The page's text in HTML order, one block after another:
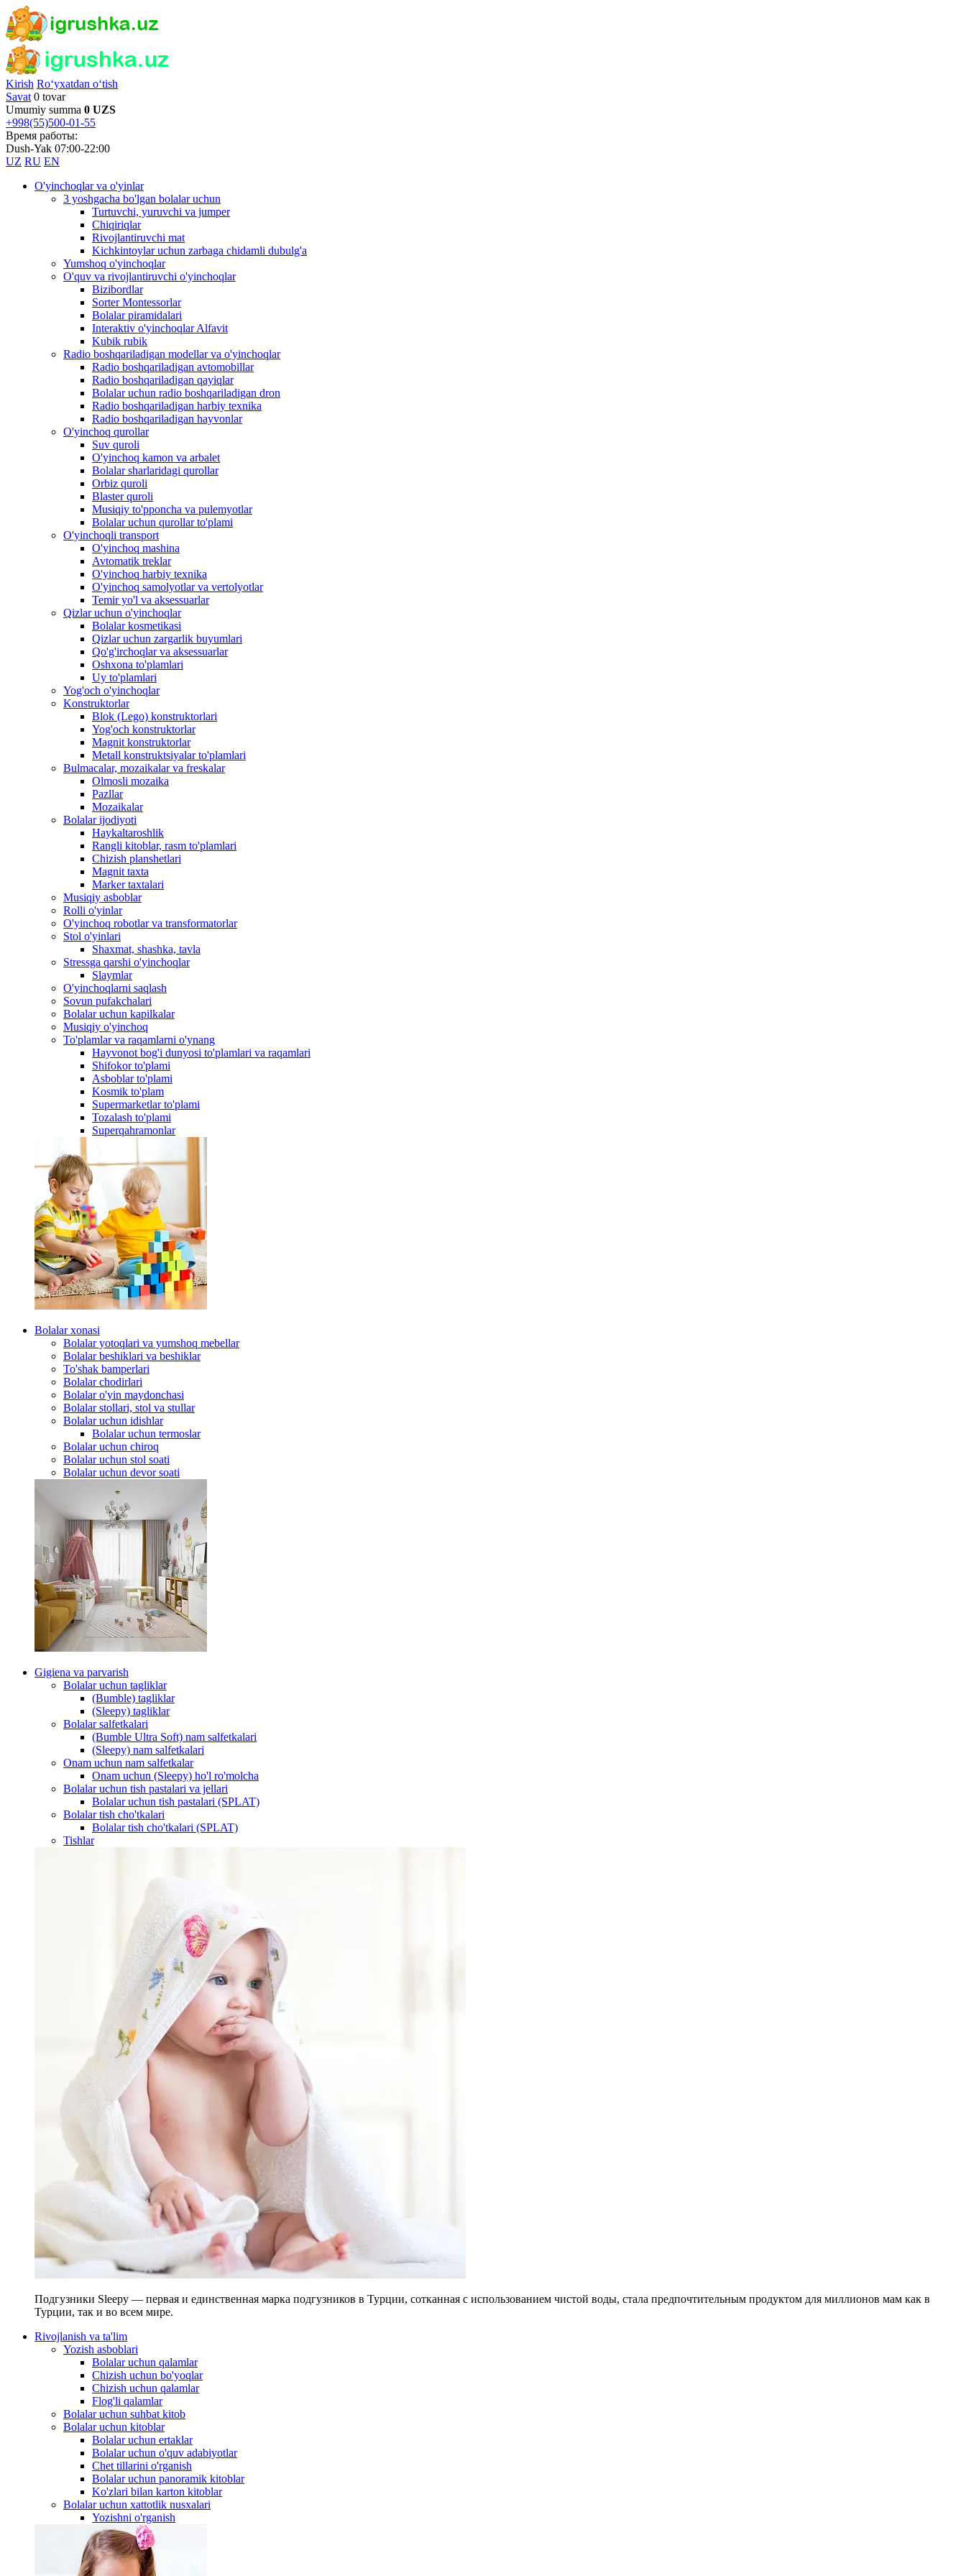
Kirish Ro‘yxatdan o‘tish
Savat 0 tovar
Umumiy summa 0 UZS
+998(55)500-01-55
Время работы:
Dush-Yak 07:00-22:00
UZ RU EN
O'yinchoqlar va o'yinlar
3 yoshgacha bo'lgan bolalar uchun
Turtuvchi, yuruvchi va jumper
Chiqiriqlar
Rivojlantiruvchi mat
Kichkintoylar uchun zarbaga chidamli dubulg'a
Yumshoq o'yinchoqlar
O'quv va rivojlantiruvchi o'yinchoqlar
Bizibordlar
Sorter Montessorlar
Bolalar piramidalari
Interaktiv o'yinchoqlar Alfavit
Kubik rubik
Radio boshqariladigan modellar va o'yinchoqlar
Radio boshqariladigan avtomobillar
Radio boshqariladigan qayiqlar
Bolalar uchun radio boshqariladigan dron
Radio boshqariladigan harbiy texnika
Radio boshqariladigan hayvonlar
O'yinchoq qurollar
Suv quroli
O'yinchoq kamon va arbalet
Bolalar sharlaridagi qurollar
Orbiz quroli
Blaster quroli
Musiqiy to'pponcha va pulemyotlar
Bolalar uchun qurollar to'plami
O'yinchoqli transport
O'yinchoq mashina
Avtomatik treklar
O'yinchoq harbiy texnika
O'yinchoq samolyotlar va vertolyotlar
Temir yo'l va aksessuarlar
Qizlar uchun o'yinchoqlar
Bolalar kosmetikasi
Qizlar uchun zargarlik buyumlari
Qo'g'irchoqlar va aksessuarlar
Oshxona to'plamlari
Uy to'plamlari
Yog'och o'yinchoqlar
Konstruktorlar
Blok (Lego) konstruktorlari
Yog'och konstruktorlar
Magnit konstruktorlar
Metall konstruktsiyalar to'plamlari
Bulmacalar, mozaikalar va freskalar
Olmosli mozaika
Pazllar
Mozaikalar
Bolalar ijodiyoti
Haykaltaroshlik
Rangli kitoblar, rasm to'plamlari
Chizish planshetlari
Magnit taxta
Marker taxtalari
Musiqiy asboblar
Rolli o'yinlar
O'yinchoq robotlar va transformatorlar
Stol o'yinlari
Shaxmat, shashka, tavla
Stressga qarshi o'yinchoqlar
Slaymlar
O'yinchoqlarni saqlash
Sovun pufakchalari
Bolalar uchun kapilkalar
Musiqiy o'yinchoq
To'plamlar va raqamlarni o'ynang
Hayvonot bog'i dunyosi to'plamlari va raqamlari
Shifokor to'plami
Asboblar to'plami
Kosmik to'plam
Supermarketlar to'plami
Tozalash to'plami
Superqahramonlar
Bolalar xonasi
Bolalar yotoqlari va yumshoq mebellar
Bolalar beshiklari va beshiklar
To'shak bamperlari
Bolalar chodirlari
Bolalar o'yin maydonchasi
Bolalar stollari, stol va stullar
Bolalar uchun idishlar
Bolalar uchun termoslar
Bolalar uchun chiroq
Bolalar uchun stol soati
Bolalar uchun devor soati
Gigiena va parvarish
Bolalar uchun tagliklar
(Bumble) tagliklar
(Sleepy) tagliklar
Bolalar salfetkalari
(Bumble Ultra Soft) nam salfetkalari
(Sleepy) nam salfetkalari
Onam uchun nam salfetkalar
Onam uchun (Sleepy) ho'l ro'molcha
Bolalar uchun tish pastalari va jellari
Bolalar uchun tish pastalari (SPLAT)
Bolalar tish cho'tkalari
Bolalar tish cho'tkalari (SPLAT)
Tishlar
Подгузники Sleepy — первая и единственная марка подгузников в Турции, сотканная с использованием чистой воды, стала предпочтительным продуктом для миллионов мам как в
Турции, так и во всем мире.
Rivojlanish va ta'lim
Yozish asboblari
Bolalar uchun qalamlar
Chizish uchun bo'yoqlar
Chizish uchun qalamlar
Flog'li qalamlar
Bolalar uchun suhbat kitob
Bolalar uchun kitoblar
Bolalar uchun ertaklar
Bolalar uchun o'quv adabiyotlar
Chet tillarini o'rganish
Bolalar uchun panoramik kitoblar
Ko'zlari bilan karton kitoblar
Bolalar uchun xattotlik nusxalari
Yozishni o'rganish